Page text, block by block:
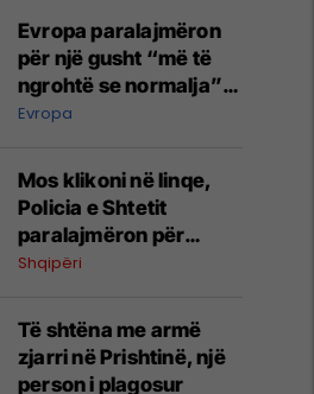
Evropa paralajmëron
për një gusht “më të
ngrohtë se normalja”,
çfarë po shkakton
Evropa
Mos klikoni në linqe,
Policia e Shtetit
paralajmëron për
sulme ndaj llogarive në
Shqipëri
Të shtëna me armë
zjarri në Prishtinë, një
person i plagosur